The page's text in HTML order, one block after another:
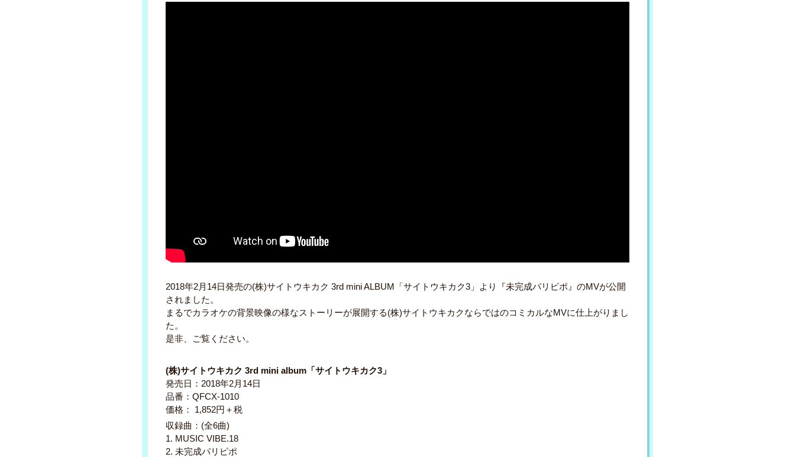
2018年2月14日発売の(株)サイトウキカク 3rd mini ALBUM「サイトウキカク3」より『未完成パリピポ』のMVが公開
されました。
まるでカラオケの背景映像の様なストーリーが展開する(株)サイトウキカクならではのコミカルなMVに仕上がりまし
た。
是非、ご覧ください。
(株)サイトウキカク 3rd mini album「サイトウキカク3」
発売日：2018年2月14日
品番：QFCX-1010
価格： 1,852円＋税
収録曲：(全6曲)
1. MUSIC VIBE.18
2. 未完成パリピポ